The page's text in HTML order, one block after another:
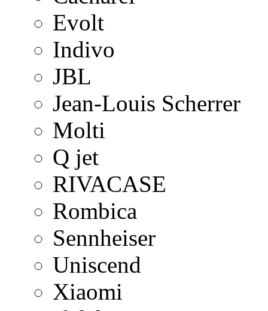
Evolt
Indivo
JBL
Jean-Louis Scherrer
Molti
Q jet
RIVACASE
Rombica
Sennheiser
Uniscend
Xiaomi